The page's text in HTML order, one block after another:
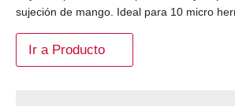
sujeción de mango. Ideal para 10 micro
Ir a Producto